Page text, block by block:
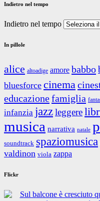
Indietro nel tempo
Indietro nel tempo
In pillole
alice altoadige amore babbo
bluesforce cinema
educazionefamiglia
infanzia jazzleggere
musica narrativa natale
soundtrack spaziomusica
valdinon viola zappa
Flickr